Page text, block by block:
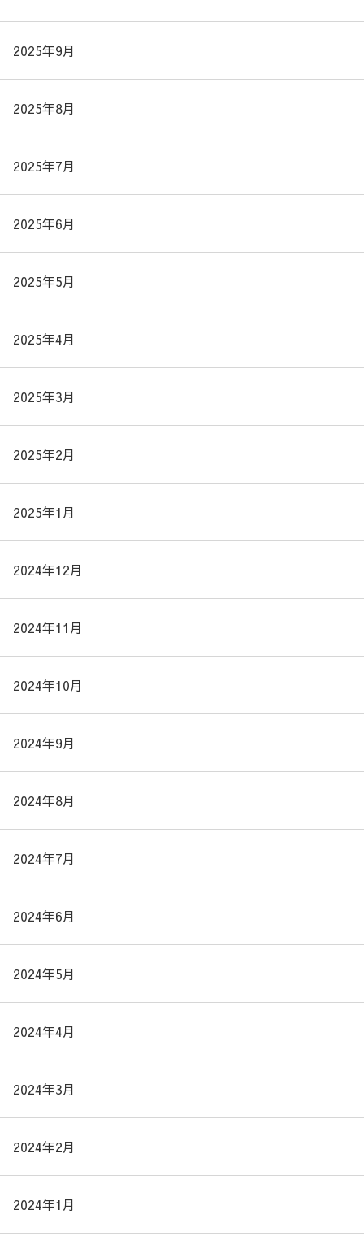
2025年9月
2025年8月
2025年7月
2025年6月
2025年5月
2025年4月
2025年3月
2025年2月
2025年1月
2024年12月
2024年11月
2024年10月
2024年9月
2024年8月
2024年7月
2024年6月
2024年5月
2024年4月
2024年3月
2024年2月
2024年1月